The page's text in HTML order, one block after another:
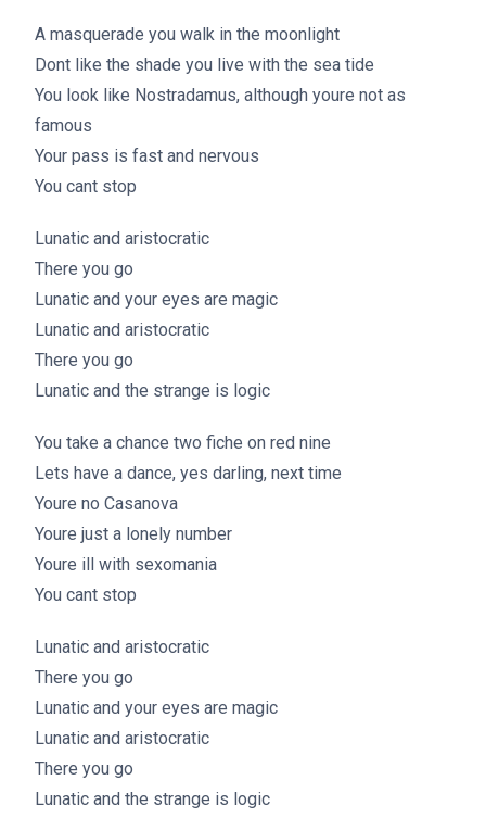
A masquerade you walk in the moonlight
Dont like the shade you live with the sea tide
You look like Nostradamus, although youre not as
famous
Your pass is fast and nervous
You cant stop
Lunatic and aristocratic
There you go
Lunatic and your eyes are magic
Lunatic and aristocratic
There you go
Lunatic and the strange is logic
You take a chance two fiche on red nine
Lets have a dance, yes darling, next time
Youre no Casanova
Youre just a lonely number
Youre ill with sexomania
You cant stop
Lunatic and aristocratic
There you go
Lunatic and your eyes are magic
Lunatic and aristocratic
There you go
Lunatic and the strange is logic